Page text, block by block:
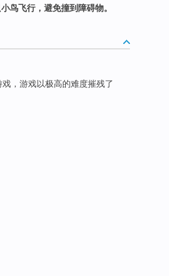
鸟飞行，避免撞到障碍物。
，游戏以极高的难度摧残了